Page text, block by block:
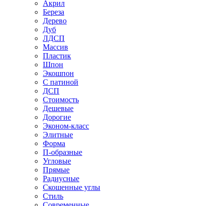
Акрил
Береза
Дерево
Дуб
ЛДСП
Массив
Пластик
Шпон
Экошпон
С патиной
ДСП
Стоимость
Дешевые
Дорогие
Эконом-класс
Элитные
Форма
П-образные
Угловые
Прямые
Радиусные
Скошенные углы
Стиль